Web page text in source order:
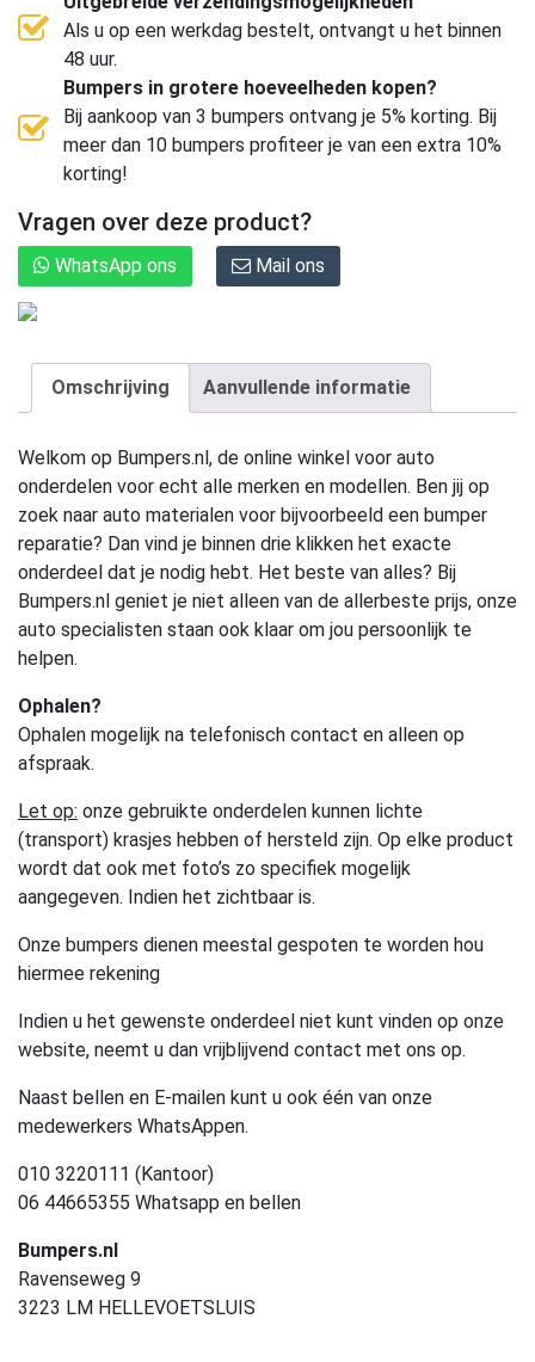
Als u op een werkdag bestelt, ontvangt u het binnen
48 uur.
Bumpers in grotere hoeveelheden kopen?
Bij aankoop van 3 bumpers ontvang je 5% korting. Bij
meer dan 10 bumpers profiteer je van een extra 10%
korting!
Vragen over deze product?
WhatsApp ons Mail ons
Omschrijving Aanvullende informatie
Welkom op Bumpers.nl, de online winkel voor auto
onderdelen voor echt alle merken en modellen. Ben jij op
zoek naar auto materialen voor bijvoorbeeld een bumper
reparatie? Dan vind je binnen drie klikken het exacte
onderdeel dat je nodig hebt. Het beste van alles? Bij
Bumpers.nl geniet je niet alleen van de allerbeste prijs, onze
auto specialisten staan ook klaar om jou persoonlijk te
helpen.
Ophalen?
Ophalen mogelijk na telefonisch contact en alleen op
afspraak.
Let op: onze gebruikte onderdelen kunnen lichte
(transport) krasjes hebben of hersteld zijn. Op elke product
wordt dat ook met foto’s zo specifiek mogelijk
aangegeven. Indien het zichtbaar is.
Onze bumpers dienen meestal gespoten te worden hou
hiermee rekening
Indien u het gewenste onderdeel niet kunt vinden op onze
website, neemt u dan vrijblijvend contact met ons op.
Naast bellen en E-mailen kunt u ook één van onze
medewerkers WhatsAppen.
010 3220111 (Kantoor)
06 44665355 Whatsapp en bellen
Bumpers.nl
Ravenseweg 9
3223 LM HELLEVOETSLUIS